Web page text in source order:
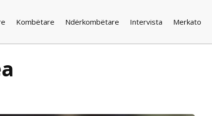
Kombëtare Ndërkombëtare Intervista Merkato